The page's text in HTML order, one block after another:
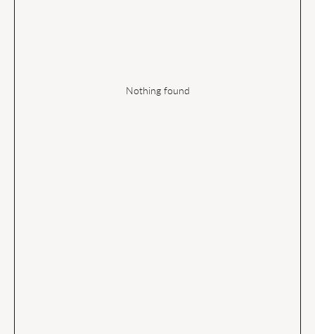
Nothing found